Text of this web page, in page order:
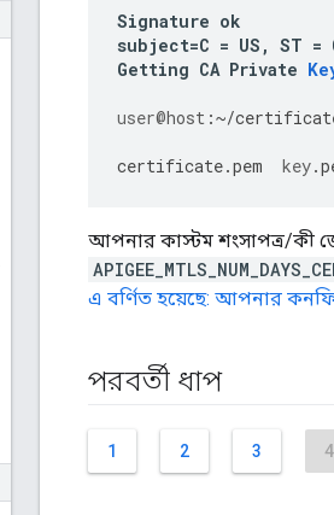
Signature ok
subject=C = US , ST =
Getting CA Private
user@host :~/
certificate.pem key.
আপনার কাস্টম শংসাপত্র/কী
এ বর্ণিত হয়েছে: আপনার
পরবর্তী ধাপ
1 2 3 4